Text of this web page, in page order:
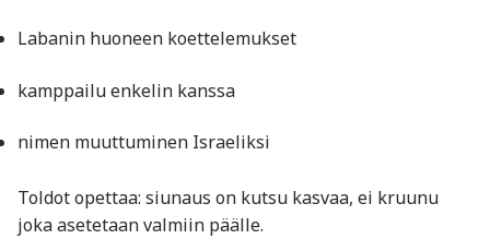
Labanin huoneen koettelemukset
kamppailu enkelin kanssa
nimen muuttuminen Israeliksi
Toldot opettaa: siunaus on kutsu kasvaa, ei kruunu
joka asetetaan valmiin päälle.